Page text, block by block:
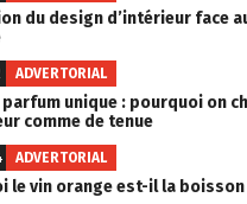
du design d’intérieur face
ADVERTORIAL
parfum unique : pourquoi on
comme de tenue
ADVERTORIAL
le vin orange est-il la